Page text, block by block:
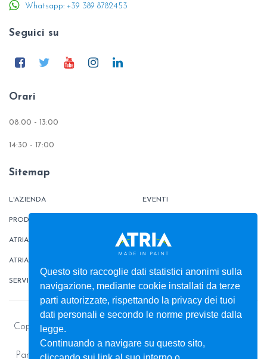
Questo sito raccoglie dati statistici anonimi sulla
navigazione, mediante cookie installati da terze
parti autorizzate, rispettando la privacy dei tuoi
dati personali e secondo le norme previste dalla
legge.
Continuando a navigare su questo sito,
Whatsapp: +39 389 8782453
Seguici su
Orari
08:00 - 13:00
14:30 - 17:00
Sitemap
L'AZIENDA
PRODOTTI
ATRIATHERMIKA
ATRIAFLOOR
SERVIZI
EVENTI
CONTATTI
BOX
Copyright © 2026 - Colorificio ATRIA S.r.l. - Pitture e vernici
per la casa e l’industria
Partita Iva: 00013450812 - Capitale Sociale: € 1.398.289,91